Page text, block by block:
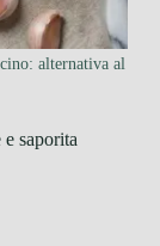
alternativa al
saporita